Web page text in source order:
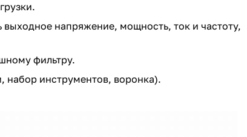
напряжение, мощность, ток и частоту,
фильтру.
набор инструментов, воронка).